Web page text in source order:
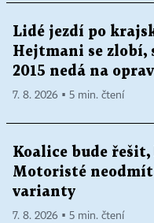
Lidé jezdí po
Hejtmani se zlobí,
2015 nedá na
7. 8. 2026 ▪ 5 min. čtení
Koalice bude
Motoristé
varianty
7. 8. 2026 ▪ 5 min. čtení